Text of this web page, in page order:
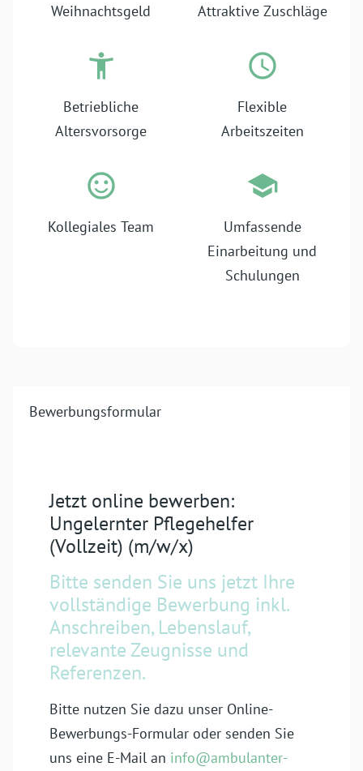
Weihnachtsgeld Attraktive Zuschläge
Betriebliche
Altersvorsorge
Flexible
Arbeitszeiten
Kollegiales Team
Umfassende
Einarbeitung und
Schulungen
Bewerbungsformular
Jetzt online bewerben:
Ungelernter Pflegehelfer
(Vollzeit) (m/w/x)
Bitte senden Sie uns jetzt Ihre
vollständige Bewerbung inkl.
Anschreiben, Lebenslauf,
relevante Zeugnisse und
Referenzen.
Bitte nutzen Sie dazu unser Online-
Bewerbungs-Formular oder senden Sie
uns eine E-Mail an info@ambulanter-